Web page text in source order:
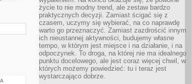
życie to nie modny trend, ale zestaw bardzo
praktycznych decyzji. Zamiast ścigać się z
czasem, uczymy się wybierać, na co naprawdę
warto go przeznaczyć. Zamiast zazdrościć innym
ich nieustannej aktywności, budujemy własne
tempo, w którym jest miejsce i na działanie, i na
odpoczynek. To droga, na której nie ma idealnego
punktu docelowego, ale jest coraz więcej chwil, w
których możemy powiedzieć: tu i teraz jest
wystarczająco dobrze.